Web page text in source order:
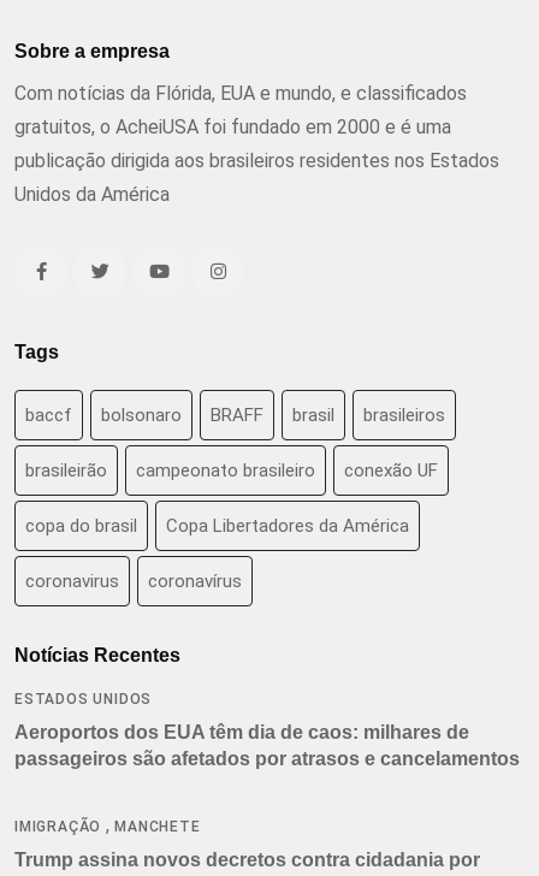
Sobre a empresa
Com notícias da Flórida, EUA e mundo, e classificados
gratuitos, o AcheiUSA foi fundado em 2000 e é uma
publicação dirigida aos brasileiros residentes nos Estados
Unidos da América
Tags
baccf bolsonaro BRAFF brasil brasileiros
brasileirão campeonato brasileiro conexão UF
copa do brasil Copa Libertadores da América
coronavirus coronavírus
Notícias Recentes
ESTADOS UNIDOS
Aeroportos dos EUA têm dia de caos: milhares de
passageiros são afetados por atrasos e cancelamentos
IMIGRAÇÃO ,MANCHETE
Trump assina novos decretos contra cidadania por